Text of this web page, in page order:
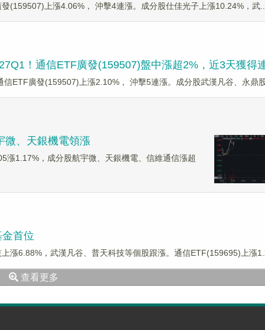
上漲4.06%， 沖擊4連漲。成分股仕佳光子上漲10.24%，武...
！通信ETF廣發(159507)盤中漲超2%，近3天獲得
ETF廣發(159507)上漲2.10%， 沖擊5連漲。成分股武漢凡谷、永鼎股
微、天銀機電領漲
1.17%，成分股航宇微、天銀機電、信維通信漲超
首位
6.88%，武漢凡谷、普天科技等個股跟漲。通信ETF(159695)上漲
查看更多